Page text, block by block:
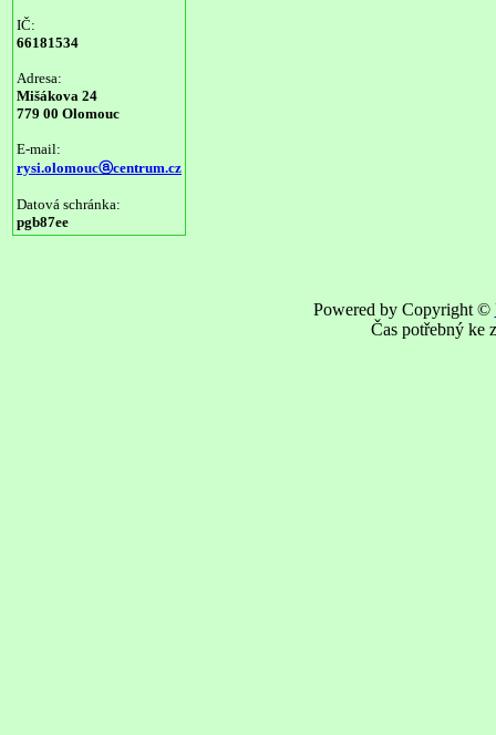
IČ:
66181534
Adresa:
Mišákova 24
779 00 Olomouc
E-mail:
rysi.olomoucⓐcentrum.cz
Datová schránka:
pgb87ee
Powered by Copyright ©
Čas potřebný ke